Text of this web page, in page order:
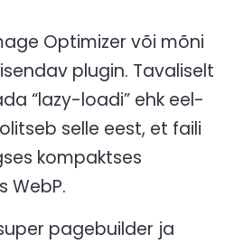
Optimizer või mõni
plugin. Tavaliselt
“lazy-loadi” ehk eel-
selle eest, et faili
kompaktses
WebP.
pagebuilder ja